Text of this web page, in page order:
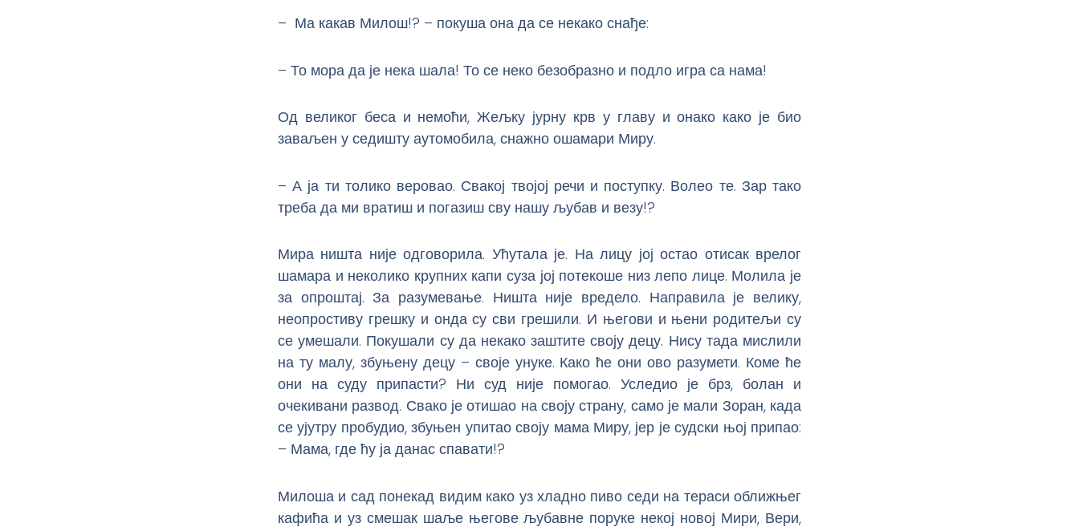
– Ма какав Милош!? – покуша она да се некако снађе:
– То мора да је нека шала! То се неко безобразно и подло игра са нама!
Од великог беса и немоћи, Жељку јурну крв у главу и онако како је био
заваљен у седишту аутомобила, снажно ошамари Миру.
– А ја ти толико веровао. Свакој твојој речи и поступку. Волео те. Зар тако
треба да ми вратиш и погазиш сву нашу љубав и везу!?
Мира ништа није одговорила. Ућутала је. На лицу јој остао отисак врелог
шамара и неколико крупних капи суза јој потекоше низ лепо лице. Молила је
за опроштај. За разумевање. Ништа није вредело. Направила је велику,
неопростиву грешку и онда су сви грешили. И његови и њени родитељи су
се умешали. Покушали су да некако заштите своју децу. Нису тада мислили
на ту малу, збуњену децу – своје унуке. Како ће они ово разумети. Коме ће
они на суду припасти? Ни суд није помогао. Уследио је брз, болан и
очекивани развод. Свако је отишао на своју страну, само је мали Зоран, када
се ујутру пробудио, збуњен упитао своју мама Миру, јер је судски њој припао:
– Мама, где ћу ја данас спавати!?
Милоша и сад понекад видим како уз хладно пиво седи на тераси оближњег
кафића и уз смешак шаље његове љубавне поруке некој новој Мири, Вери,